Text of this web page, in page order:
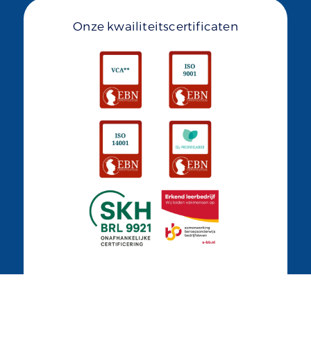
Onze kwailiteitscertificaten